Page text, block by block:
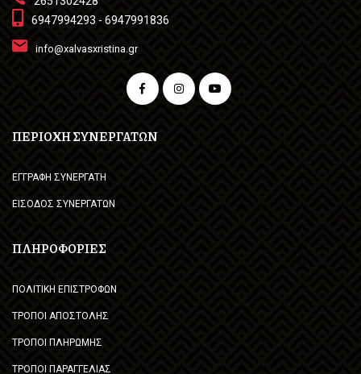
6947994293 - 6947991836
info@xalvasxristina.gr
ΠΕΡΙΟΧΗ ΣΥΝΕΡΓΑΤΩΝ
ΕΓΓΡΑΦΗ ΣΥΝΕΡΓΑΤΗ
ΕΙΣΟΔΟΣ ΣΥΝΕΡΓΑΤΩΝ
ΠΛΗΡΟΦΟΡΙΕΣ
ΠΟΛΙΤΙΚΗ ΕΠΙΣΤΡΟΦΩΝ
ΤΡΟΠΟΙ ΑΠΟΣΤΟΛΗΣ
ΤΡΟΠΟΙ ΠΛΗΡΩΜΗΣ
ΤΡΟΠΟΙ ΠΑΡΑΓΓΕΛΙΑΣ